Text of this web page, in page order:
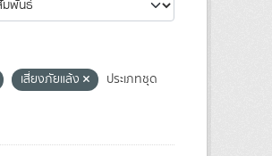
เสี่ยงภัยแล้ง
ประเภทชุด